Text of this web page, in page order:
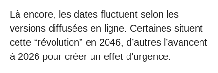
Là encore, les dates fluctuent selon les
versions diffusées en ligne. Certaines situent
cette “révolution” en 2046, d’autres l’avancent
à 2026 pour créer un effet d’urgence.